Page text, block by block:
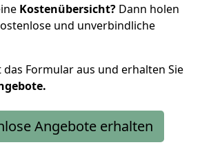
Kostenübersicht? Dann holen
und unverbindliche
das Formular aus und erhalten Sie
Angebote erhalten